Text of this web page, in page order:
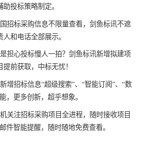
投标策略制定。
招标采购信息不限量查看，剑鱼标讯不遮
和电话全部展示。
担心投标慢人一拍？剑鱼标讯新增拟建项
前获取，中标无忧！
增招标信息“超级搜索”、“智能订阅”、“数
，更多创新，超乎想象。
关注招标采购项目全进程，随时接收项目
件智能提醒，随时随地免费查看。